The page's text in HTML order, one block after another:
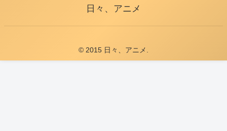
日々、アニメ
© 2015 日々、アニメ.